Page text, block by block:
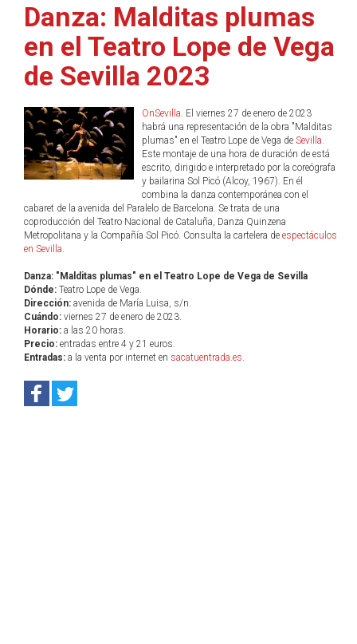
Danza: Malditas plumas
en el Teatro Lope de Vega
de Sevilla 2023
OnSevilla. El viernes 27 de enero de 2023
habrá una representación de la obra "Malditas
plumas" en el Teatro Lope de Vega de Sevilla.
Este montaje de una hora de duración de está
escrito, dirigido e interpretado por la coreógrafa
y bailarina Sol Picó (Alcoy, 1967). En él
combina la danza contemporánea con el
cabaret de la avenida del Paralelo de Barcelona. Se trata de una
coproducción del Teatro Nacional de Cataluña, Danza Quinzena
Metropolitana y la Compañía Sol Picó. Consulta la cartelera de espectáculos
en Sevilla.
Danza: "Malditas plumas" en el Teatro Lope de Vega de Sevilla
Dónde: Teatro Lope de Vega.
Dirección: avenida de María Luisa, s/n.
Cuándo: viernes 27 de enero de 2023.
Horario: a las 20 horas.
Precio: entradas entre 4 y 21 euros.
Entradas: a la venta por internet en sacatuentrada.es.